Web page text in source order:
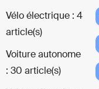
Vélo électrique : 4
article(s)
Voiture autonome
: 30 article(s)